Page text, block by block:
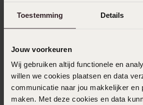
Toestemming Details
Jouw voorkeuren
Wij gebruiken altijd functionele en
willen we cookies plaatsen en data
communicatie naar jou makkelijker en
maken. Met deze cookies en data
Ook leuk voor jou